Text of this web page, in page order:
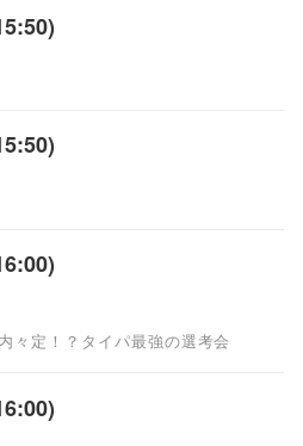
定！？タイパ最強の選考会